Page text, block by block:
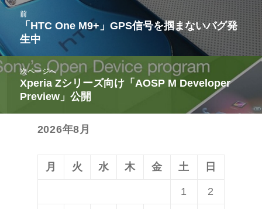
投
ナ
ビ
ゲ
前
前
の
投
稿:
「HTC One M9+」GPS信号を掴まないバグ発
生中
次ページへ
次
の
Xperia Zシリーズ向け「AOSP M Developer
Preview」公開
2026年8月
月 火 水 木 金 土 日
1 2